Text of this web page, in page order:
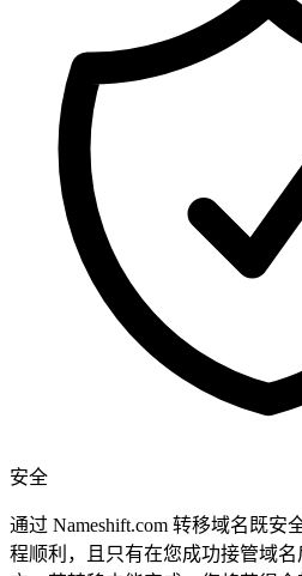
安全
通过 Nameshift.com 转移域名既
程顺利，且只有在您成功接管域